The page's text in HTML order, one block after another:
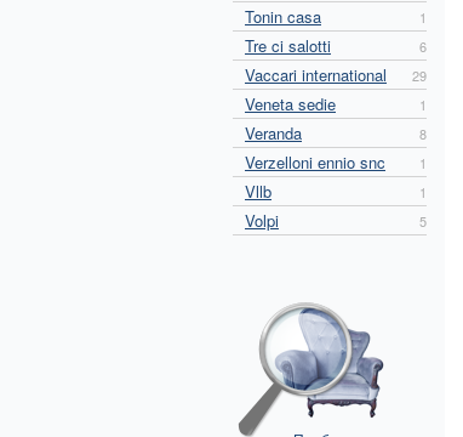
Tonin casa 1
Tre ci salotti 6
Vaccari international 29
Veneta sedie 1
Veranda 8
Verzelloni ennio snc 1
Vllb 1
Volpi 5